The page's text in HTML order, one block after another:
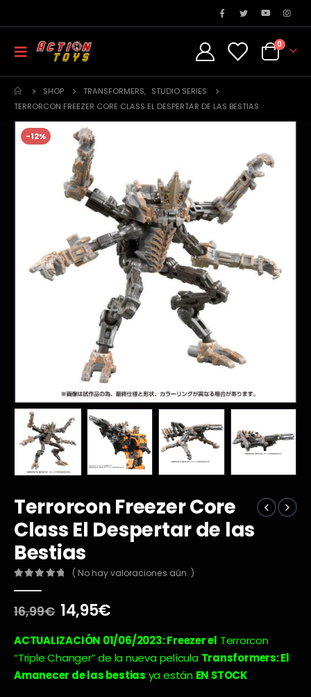
0
SHOP TRANSFORMERS, STUDIO SERIES
TERRORCON FREEZER CORE CLASS EL DESPERTAR DE LAS BESTIAS
-12%
Terrorcon Freezer Core
Class El Despertar de las
Bestias
( No hay valoraciones aún. )
16,99€ El
original
era:
16,99€.
14,95€El
actual
es:
14,95€.
ACTUALIZACIÓN 01/06/2023: Freezer el Terrorcon
“Triple Changer” de la nueva película Transformers: El
Amanecer de las bestias ya están EN STOCK